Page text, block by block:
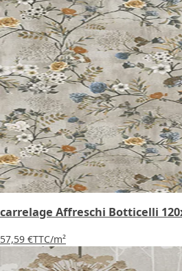
carrelage Affreschi Botticelli
57,59 €TTC/m²